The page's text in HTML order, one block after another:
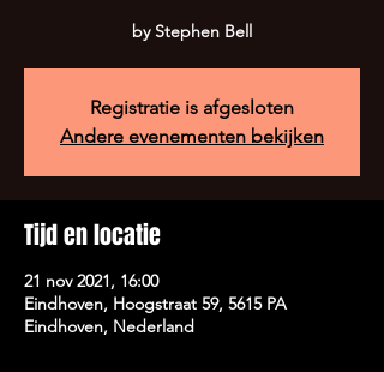
by Stephen Bell
Registratie is afgesloten
Andere evenementen bekijken
Tijd en locatie
21 nov 2021, 16:00
Eindhoven, Hoogstraat 59, 5615 PA
Eindhoven, Nederland